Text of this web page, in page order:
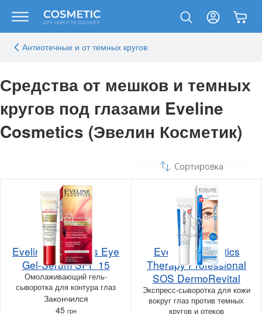
Антиотечные и от темных кругов
Средства от мешков и темных
кругов под глазами Eveline
Cosmetics (Эвелин Косметик)
Сортировка
Eveline Cosmetics Eye
Gel-Serum SPF 15
Омолаживающий гель-
сыворотка для контура глаз
Закончился
45 грн
Eveline Cosmetics
Therapy Professional
SOS DermoRevital
Экспресс-сыворотка для кожи
вокруг глаз против темных
кругов и отеков